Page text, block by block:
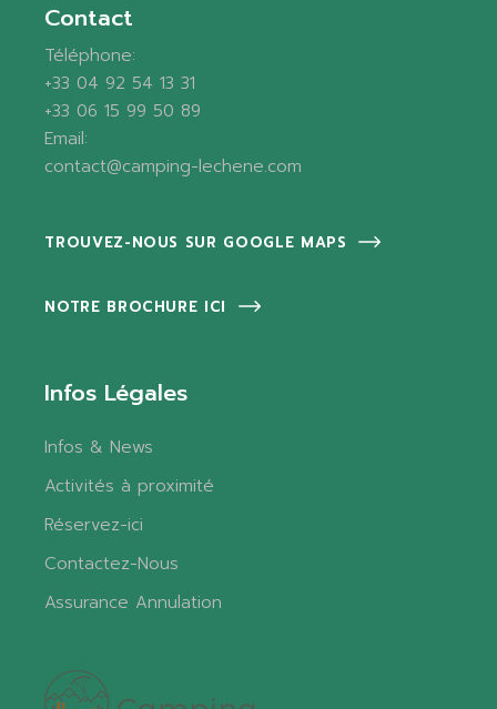
Contact
Téléphone:
+33 04 92 54 13 31
+33 06 15 99 50 89
Email:
contact@camping-lechene.com
TROUVEZ-NOUS SUR GOOGLE MAPS
NOTRE BROCHURE ICI
Infos Légales
Infos & News
Activités à proximité
Réservez-ici
Contactez-Nous
Assurance Annulation